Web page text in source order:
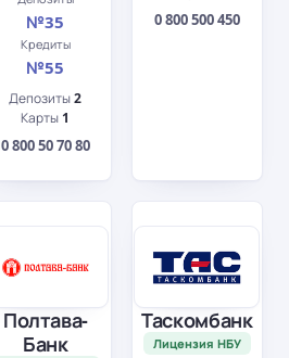
№35
Кредиты
№55
Депозиты2
Карты 1
0 800 50 70 80
0 800 500 450
Полтава-
Банк
Таскомбанк
Лицензия НБУ